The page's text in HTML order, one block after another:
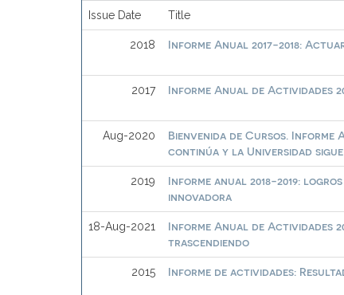
Issue Date Title
2018 Informe Anual 2017-2018:
2017 Informe Anual de Actividades
Aug-2020
Bienvenida de Cursos. Informe
continúa y la Universidad
2019
Informe anual 2018-2019:
innovadora
18-Aug-2021
Informe Anual de Actividades
trascendiendo
2015 Informe de actividades: